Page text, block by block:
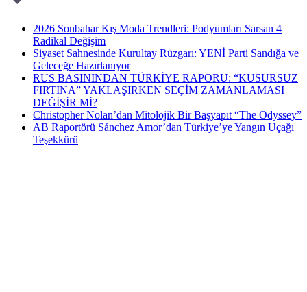
2026 Sonbahar Kış Moda Trendleri: Podyumları Sarsan 4
Radikal Değişim
Siyaset Sahnesinde Kurultay Rüzgarı: YENİ Parti Sandığa ve
Geleceğe Hazırlanıyor
RUS BASININDAN TÜRKİYE RAPORU: “KUSURSUZ
FIRTINA” YAKLAŞIRKEN SEÇİM ZAMANLAMASI
DEĞİŞİR Mİ?
Christopher Nolan’dan Mitolojik Bir Başyapıt “The Odyssey”
AB Raportörü Sánchez Amor’dan Türkiye’ye Yangın Uçağı
Teşekkürü